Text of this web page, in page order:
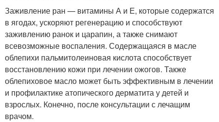
Заживление ран — витамины А и Е, которые содержатся
в ягодах, ускоряют регенерацию и способствуют
заживлению ранок и царапин, а также снимают
всевозможные воспаления. Содержащаяся в масле
облепихи пальмитолеиновая кислота способствует
восстановлению кожи при лечении ожогов. Также
облепиховое масло может быть эффективным в лечении
и профилактике атопического дерматита у детей и
взрослых. Конечно, после консультации с лечащим
врачом.